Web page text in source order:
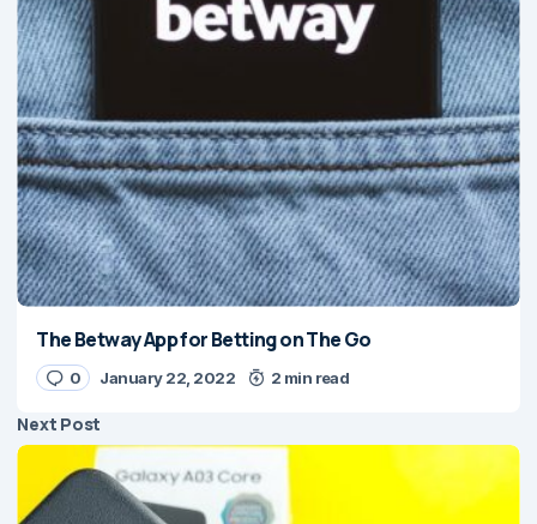
The Betway App for Betting on The Go
0 January 22, 2022 2 min read
Next Post